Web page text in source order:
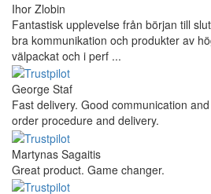
Ihor Zlobin
Fantastisk upplevelse från början till
bra kommunikation och produkter av
välpackat och i perf ...
George Staf
Fast delivery. Good communication
order procedure and delivery.
Martynas Sagaitis
Great product. Game changer.